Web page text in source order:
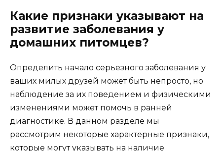
Какие признаки указывают на
развитие заболевания у
домашних питомцев?
Определить начало серьезного заболевания у
ваших милых друзей может быть непросто, но
наблюдение за их поведением и физическими
изменениями может помочь в ранней
диагностике. В данном разделе мы
рассмотрим некоторые характерные признаки,
которые могут указывать на наличие